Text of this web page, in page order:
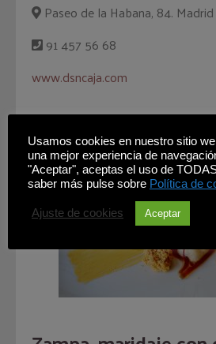
Paseo de la Habana, 84. Madrid
91 457 56 68
www.dsncaja.com
Usamos cookies en nuestro sitio
una mejor experiencia de
"Aceptar", aceptas el uso de
saber más pulse sobre Política de
Ajuste de cookies Aceptar